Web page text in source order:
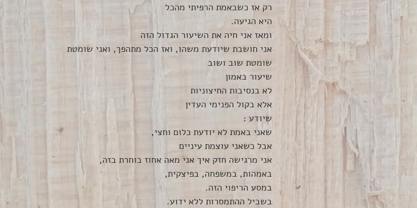
רק אז כשבאמת הרפיתי מהכל
היא הגיעה.
ומאז אני חיה את השיעור הגדול הזה
אני חושבת שיודעת משהו, ואז הכל מתהפך, ואני שומטת
שומטת שוב ושוב
שיעור באמון
לא בנסיבות החיצוניות
אלא בקול הפנימי העדין
שיודע :
שאני באמת לא יודעת כלום וחצי,
אבל כשאני עוצמת עיניים
אני מרגישה חזק איך אני מאה אחוז בוחרת בזה,
באמהות, במשפחה, בפיצקית,
במסע הריפוי הזה.
בשביל ההתמסרות ללא ידוע.